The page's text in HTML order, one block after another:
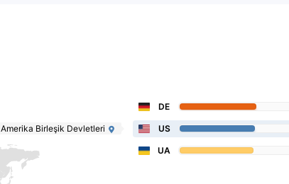
DE
Amerika Birleşik Devletleri US
UA